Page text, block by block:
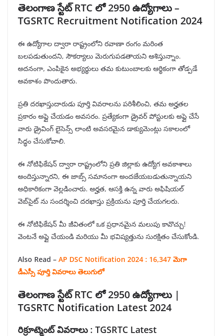
తెలంగాణ స్టేట్ RTC లో 2950 ఉద్యోగాలు –
TGSRTC Recruitment Notification 2024
ఈ ఉద్యోగాల ద్వారా రాష్ట్రంలోని రవాణా రంగం మరింత
బలపడుతుందని, సౌకర్యాలు మెరుగుపడతాయని ఆశిస్తున్నాం.
అదనంగా, ఎంపికైన అభ్యర్థులు తమ కుటుంబాలకు ఆర్థికంగా తోడ్పడే
అవకాశం పొందుతారు.
ప్రతి దరఖాస్తుదారుడు పూర్తి వివరాలను పరిశీలించి, తమ అర్హతల
ప్రకారం అప్లై చేయడం అవసరం. ప్రత్యేకంగా డ్రైవర్ పోస్టులకు అప్లై చేసే
వారు డ్రైవింగ్ లైసెన్స్ లాంటి అవసరమైన డాక్యుమెంట్లు సకాలంలో
సిద్ధం చేసుకోవాలి.
ఈ నోటిఫికేషన్ ద్వారా రాష్ట్రంలోని ప్రతి జిల్లాకు ఉద్యోగ అవకాశాలు
అందిస్తున్నారని, ఈ జాబ్స్ సమానంగా అందజేయబడుతున్నాయని
అధికారికంగా వెల్లడించారు. అర్హత, ఆసక్తి ఉన్న వారు అఫిషియల్
వెబ్‌సైట్ ను సందర్శించి దరఖాస్తు ప్రక్రియను పూర్తి చేయగలరు.
ఈ నోటిఫికేషన్ మీ జీవితంలో ఒక ప్రధానమైన మలుపు కావొచ్చు!
వెంటనే అప్లై చేయండి మరియు మీ భవిష్యత్తును సురక్షితం చేసుకోండి.
Also Read – AP DSC Notification 2024 : 16,347 మెగా
డీఎస్సీ పూర్తి వివరాలు తెలుగులో
తెలంగాణ స్టేట్ RTC లో 2950 ఉద్యోగాలు |
TGSRTC Notification Latest 2024
రిక్రూట్మెంట్ వివరాలు : TGSRTC Latest